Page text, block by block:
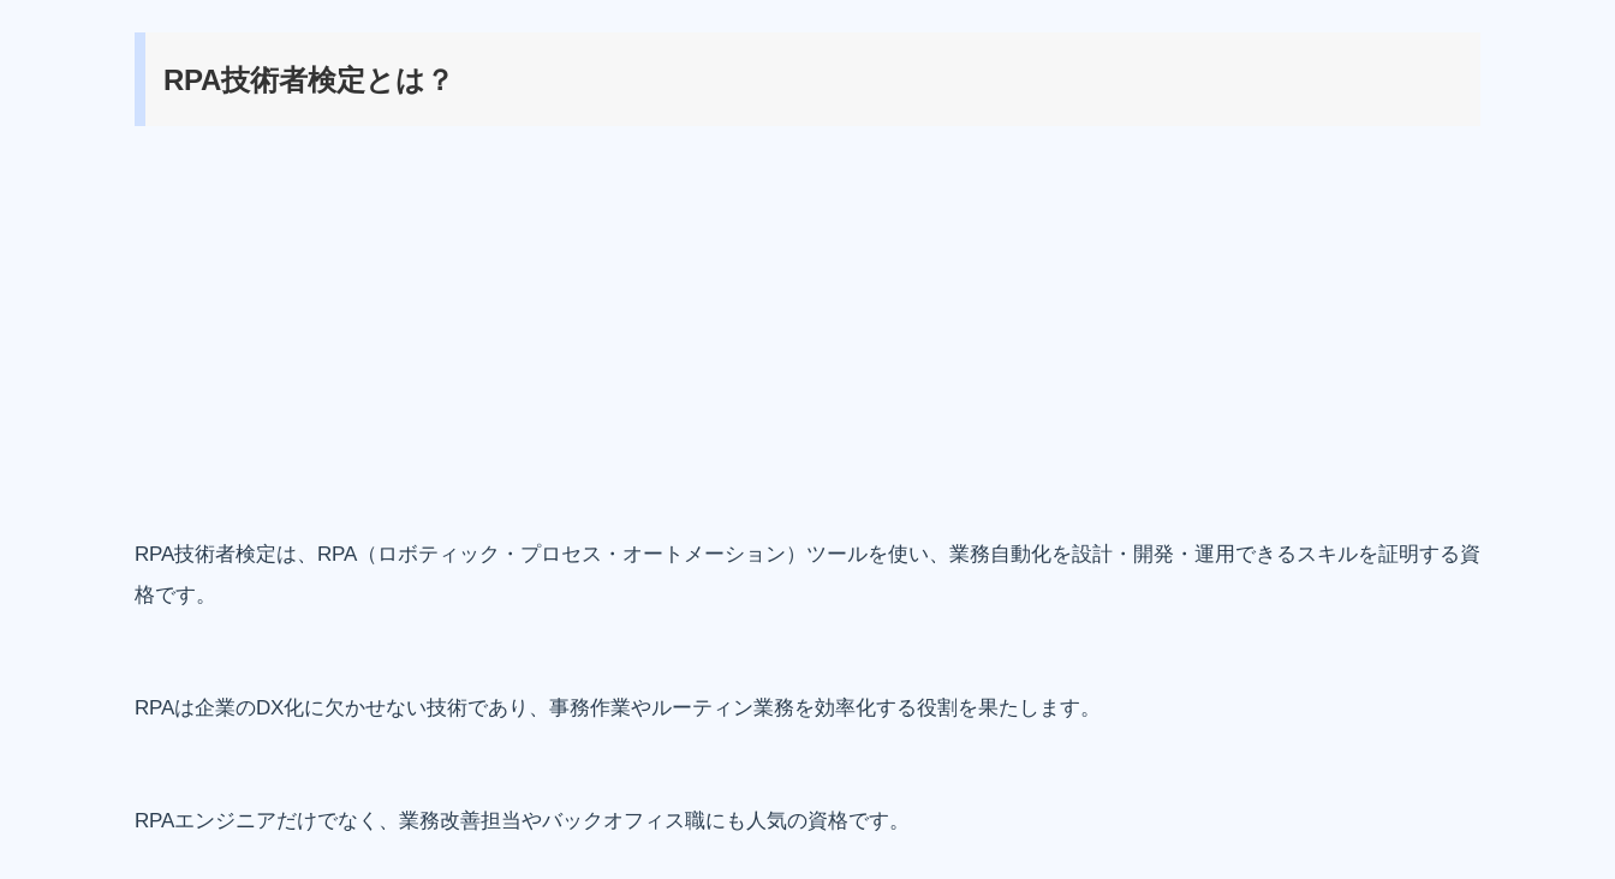
RPA技術者検定とは？
RPA技術者検定は、RPA（ロボティック・プロセス・オートメーション）ツールを使い、業務自動化を設計・開発・運用できるスキルを証明する資
格です。
RPAは企業のDX化に欠かせない技術であり、事務作業やルーティン業務を効率化する役割を果たします。
RPAエンジニアだけでなく、業務改善担当やバックオフィス職にも人気の資格です。